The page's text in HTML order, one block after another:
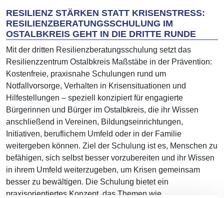
RESILIENZ STÄRKEN STATT KRISENSTRESS:
RESILIENZBERATUNGSSCHULUNG IM
OSTALBKREIS GEHT IN DIE DRITTE RUNDE
Mit der dritten Resilienzberatungsschulung setzt das
Resilienzzentrum Ostalbkreis Maßstäbe in der Prävention:
Kostenfreie, praxisnahe Schulungen rund um
Notfallvorsorge, Verhalten in Krisensituationen und
Hilfestellungen – speziell konzipiert für engagierte
Bürgerinnen und Bürger im Ostalbkreis, die ihr Wissen
anschließend in Vereinen, Bildungseinrichtungen,
Initiativen, beruflichem Umfeld oder in der Familie
weitergeben können. Ziel der Schulung ist es, Menschen zu
befähigen, sich selbst besser vorzubereiten und ihr Wissen
in ihrem Umfeld weiterzugeben, um Krisen gemeinsam
besser zu bewältigen. Die Schulung bietet ein
praxisorientiertes Konzept, das Themen wie